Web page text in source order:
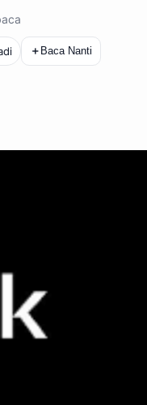
＋ Baca Nanti